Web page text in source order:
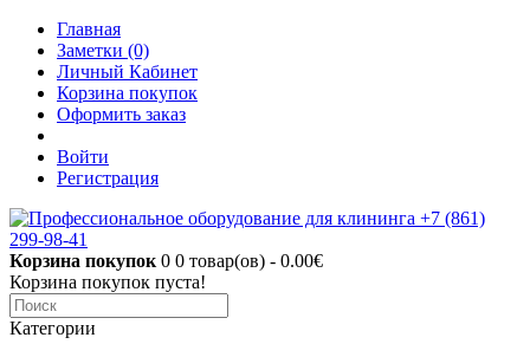
Главная
Заметки (0)
Личный Кабинет
Корзина покупок
Оформить заказ
Войти
Регистрация
Корзина покупок 0 0 товар(ов) - 0.00€
Корзина покупок пуста!
Категории